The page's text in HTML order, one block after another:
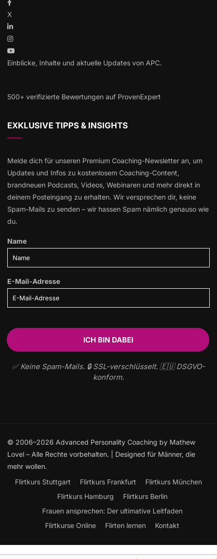
X
Einblicke, Inhalte und aktuelle Updates von APC.
500+ verifizierte Bewertungen auf ProvenExpert
EXKLUSIVE TIPPS & INSIGHTS
Melde dich für unseren Premium Coaching-Newsletter an, um
Updates und Infos zu kostenlosem Coaching-Content,
brandneuen Podcasts, Videos, Webinaren und mehr direkt in
deinem Posteingang zu erhalten. Wir versprechen dir, keine
Spam-Mails zu senden – wir hassen Spam nämlich genauso wie
du.
Name
E-Mail-Adresse
✅ Keine Spam-Mails. 🔒 SSL-verschlüsselt. 🇪🇺 DSGVO-
konform.
© 2006–2026 Advanced Personality Coaching by Mathew
Lovel – Alle Rechte vorbehalten. | Designed für Männer, die
mehr wollen.
Flirtkurs Stuttgart
Flirtkurs Frankfurt
Flirtkurs München
Flirtkurs Hamburg
Flirtkurs Berlin
Frauen ansprechen: Der ultimative Leitfaden
Flirtkurse Online
Flirten lernen Kontakt